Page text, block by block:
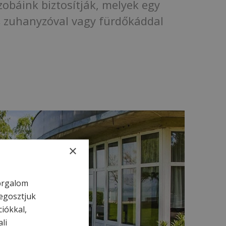
biztosítják, melyek egy
vagy fürdőkáddal
FOTÓGALÉRIA
×